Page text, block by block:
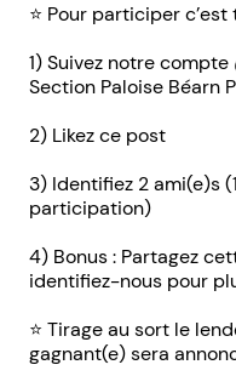
⭐️ Pour participer
1) Suivez notre
Section Paloise Béarn
2) Likez ce post
3) Identifiez 2 ami(e)s
participation)
4) Bonus : Partagez
identifiez-nous pour
⭐️ Tirage au sort le
gagnant(e) sera